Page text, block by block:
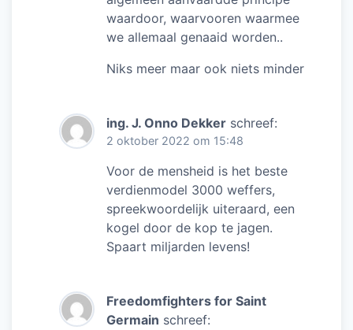
waardoor, waarvooren waarmee
we allemaal genaaid worden..
Niks meer maar ook niets minder
ing. J. Onno Dekker schreef:
2 oktober 2022 om 15:48
Voor de mensheid is het beste
verdienmodel 3000 weffers,
spreekwoordelijk uiteraard, een
kogel door de kop te jagen.
Spaart miljarden levens!
Freedomfighters for Saint
Germain schreef: